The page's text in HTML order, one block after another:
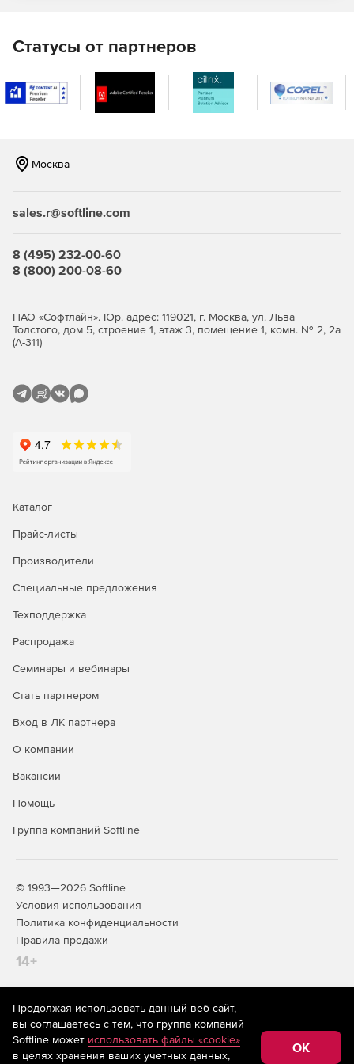
Статусы от партнеров
Москва
sales.r@softline.com
8 (495) 232-00-60
8 (800) 200-08-60
ПАО «Софтлайн». Юр. адрес: 119021, г. Москва, ул. Льва
Толстого, дом 5, строение 1, этаж 3, помещение 1, комн. № 2, 2а
(А-311)
Каталог
Прайс-листы
Производители
Специальные предложения
Техподдержка
Распродажа
Семинары и вебинары
Стать партнером
Вход в ЛК партнера
О компании
Вакансии
Помощь
Группа компаний Softline
© 1993—2026 Softline
Условия использования
Политика конфиденциальности
Правила продажи
14+
На информационном ресурсе store.softline.ru применяются
рекомендательные технологии(информационные технологии
предоставления информации на основе сбора,
систематизации и анализа сведений, относящихся к
Продолжая использовать данный веб-сайт,
вы соглашаетесь с тем, что группа компаний
Softline может использовать файлы «cookie»
в целях хранения ваших учетных данных,
OK